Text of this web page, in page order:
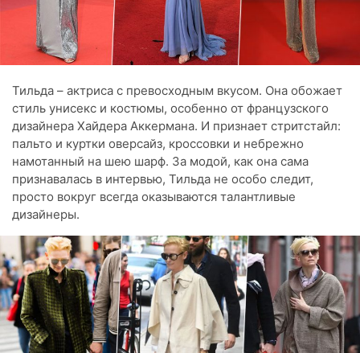
Тильда – актриса с превосходным вкусом. Она обожает
стиль унисекс и костюмы, особенно от французского
дизайнера Хайдера Аккермана. И признает стритстайл:
пальто и куртки оверсайз, кроссовки и небрежно
намотанный на шею шарф. За модой, как она сама
признавалась в интервью, Тильда не особо следит,
просто вокруг всегда оказываются талантливые
дизайнеры.